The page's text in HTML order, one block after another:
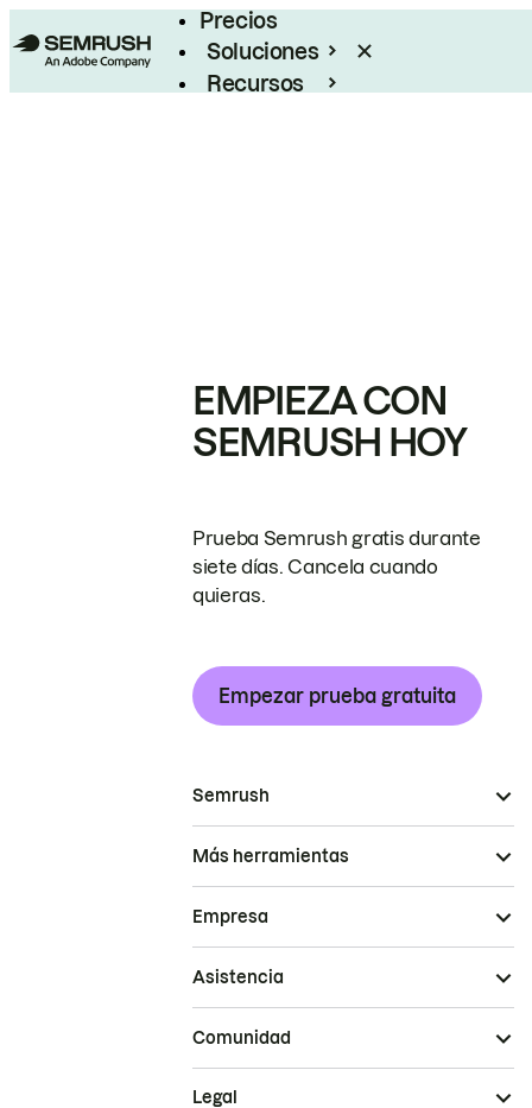
Precios
Soluciones
Recursos
EMPIEZA CON
SEMRUSH HOY
Prueba Semrush gratis durante
siete días. Cancela cuando
quieras.
Empezar prueba gratuita
Semrush
Más herramientas
Empresa
Asistencia
Comunidad
Legal